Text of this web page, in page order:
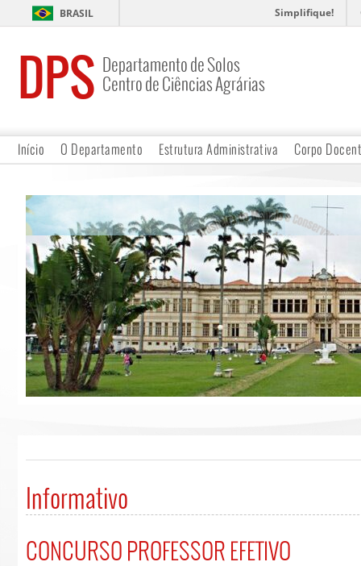
BRASIL Simplifique!
DPS Departamento de Solos
Centro de Ciências Agrárias
Início O Departamento Estrutura Administrativa Corpo
Informativo
CONCURSO PROFESSOR EFETIVO